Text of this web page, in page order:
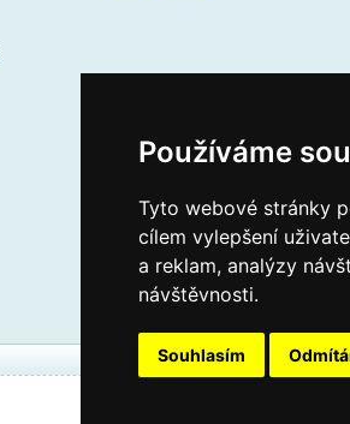
Používáme
Tyto webové stránky
cílem vylepšení
a reklam, analýzy
návštěvnosti.
Souhlasím